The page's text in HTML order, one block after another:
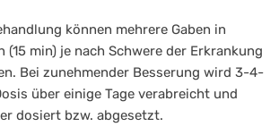
können mehrere Gaben in
(15 min) je nach Schwere der Erkrankung
Bei zunehmender Besserung wird 3-4-
über einige Tage verabreicht und
dosiert bzw. abgesetzt.